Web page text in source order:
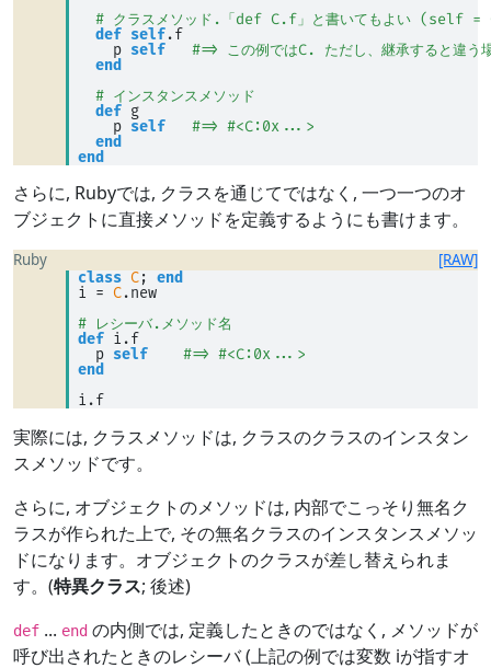
# クラスメソッド.「def C.f」と書いてもよい (self =
def self.f
    p
self
#=> この例ではC. ただし、継承すると違う
end
# インスタンスメソッド
def g
    p
self
#=> #<C:0x...>
end
end
さらに, Rubyでは, クラスを通じてではなく, 一つ一つのオ
ブジェクトに直接メソッドを定義するようにも書けます。
Ruby [RAW]
class C; end
i = C.new
# レシーバ.メソッド名
def i.f
  p
self
#=> #<C:0x...>
end
i.f
実際には, クラスメソッドは, クラスのクラスのインスタン
スメソッドです。
さらに, オブジェクトのメソッドは, 内部でこっそり無名ク
ラスが作られた上で, その無名クラスのインスタンスメソッ
ドになります。オブジェクトのクラスが差し替えられま
す。(特異クラス; 後述)
def ... end の内側では, 定義したときのではなく, メソッドが
呼び出されたときのレシーバ (上記の例では変数 iが指すオ